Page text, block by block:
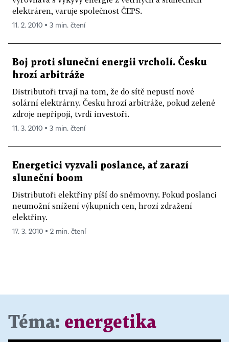
elektráren, varuje společnost ČEPS.
11. 2. 2010 ▪ 3 min. čtení
Boj proti sluneční energii vrcholí. Česku
hrozí arbitráže
Distributoři trvají na tom, že do sítě nepustí nové
solární elektrárny. Česku hrozí arbitráže, pokud zelené
zdroje nepřipojí, tvrdí investoři.
11. 3. 2010 ▪ 3 min. čtení
Energetici vyzvali poslance, ať zarazí
sluneční boom
Distributoři elektřiny píší do sněmovny. Pokud poslanci
neumožní snížení výkupních cen, hrozí zdražení
elektřiny.
17. 3. 2010 ▪ 2 min. čtení
Téma: energetika